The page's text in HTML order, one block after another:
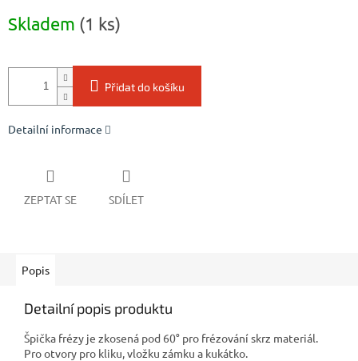
cena:
Skladem (1 ks)
Přidat do košíku
Detailní informace
ZEPTAT SE SDÍLET
Popis
Detailní popis produktu
Špička frézy je zkosená pod 60° pro frézování skrz materiál.
Pro otvory pro kliku, vložku zámku a kukátko.